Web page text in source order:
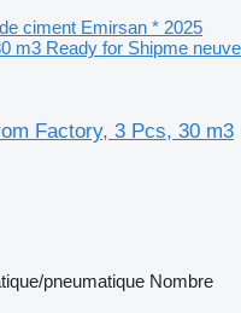
ciment Emirsan * 2025
m3 Ready for Shipme neuve
Factory, 3 Pcs, 30 m3
pneumatique Nombre